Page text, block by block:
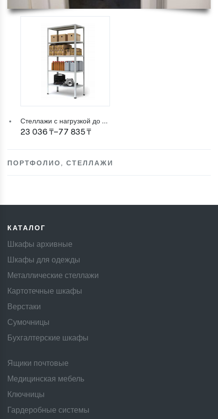
Стеллажи с нагрузкой до 750 кг (МС-750), высота 1800 мм
23 036 ₸–77 835₸Диапазон
23
ПОРТФОЛИО , СТЕЛЛАЖИ
КАТАЛОГ
Шкафы архивные
Шкафы для одежды
Металлические стеллажи
Картотечные шкафы
Верстаки
Сумочницы
Бухгалтерские шкафы
Ящики почтовые
Медицинская мебель
Ключницы
Гардеробные системы